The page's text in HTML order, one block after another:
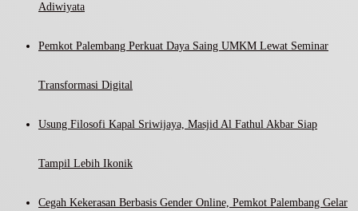
Adiwiyata
Pemkot Palembang Perkuat Daya Saing UMKM Lewat Seminar
Transformasi Digital
Usung Filosofi Kapal Sriwijaya, Masjid Al Fathul Akbar Siap
Tampil Lebih Ikonik
Cegah Kekerasan Berbasis Gender Online, Pemkot Palembang Gelar